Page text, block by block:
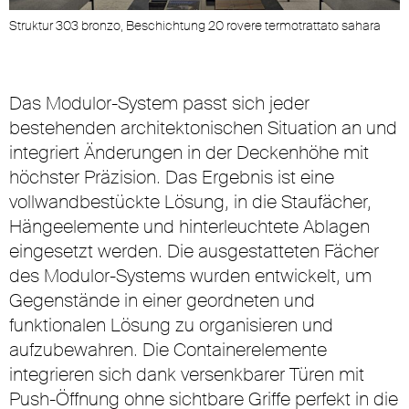
Struktur 303 bronzo, Beschichtung 20 rovere termotrattato sahara
Das Modulor-System passt sich jeder
bestehenden architektonischen Situation an und
integriert Änderungen in der Deckenhöhe mit
höchster Präzision. Das Ergebnis ist eine
vollwandbestückte Lösung, in die Staufächer,
Hängeelemente und hinterleuchtete Ablagen
eingesetzt werden. Die ausgestatteten Fächer
des Modulor-Systems wurden entwickelt, um
Gegenstände in einer geordneten und
funktionalen Lösung zu organisieren und
aufzubewahren. Die Containerelemente
integrieren sich dank versenkbarer Türen mit
Push-Öffnung ohne sichtbare Griffe perfekt in die